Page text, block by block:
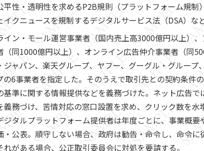
平性・透明性を求めるP2B規則（プラットフォーム規
イクニュースを規制するデジタルサービス法（DSA）な
ン・モール運営事業者（国内売上高3000億円以上）
（同1000億円以上）、オンライン広告仲介事業者（同
ジャパン、楽天グループ、ヤフー、グーグル・グルー
の6事業者を指定した。そのうえで取引先との契約条件
基準に関する情報提供などを義務づけた。ネット広告
義務づけ、苦情対応の窓口設置を求め、クリック数を水
ジタルプラットフォーム提供者は年度ごとに、事業概
・公表。順守しない場合、政府は勧告・命令し、命令
がある場合、公正取引委員会に対処を要請する。